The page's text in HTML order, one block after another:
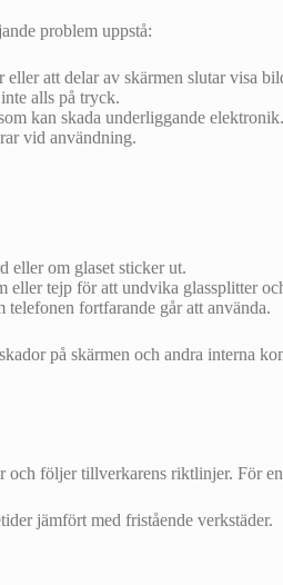
problem uppstå:
att delar av skärmen slutar visa
alls på tryck.
kan skada underliggande elektronik.
vid användning.
eller om glaset sticker ut.
eller tejp för att undvika glassplitter
telefonen fortfarande går att använda.
på skärmen och andra interna
följer tillverkarens riktlinjer. För
jämfört med fristående verkstäder.